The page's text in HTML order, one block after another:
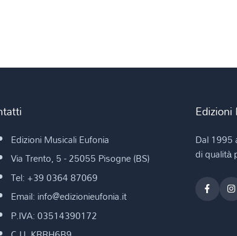
Edizioni Musicali Eufonia
Via Trento, 5 - 25055 Pisogne (BS)
Tel: +39 0364 87069
Email: info@edizionieufonia.it
P.IVA: 03514390172
Dal 1995
di qualità